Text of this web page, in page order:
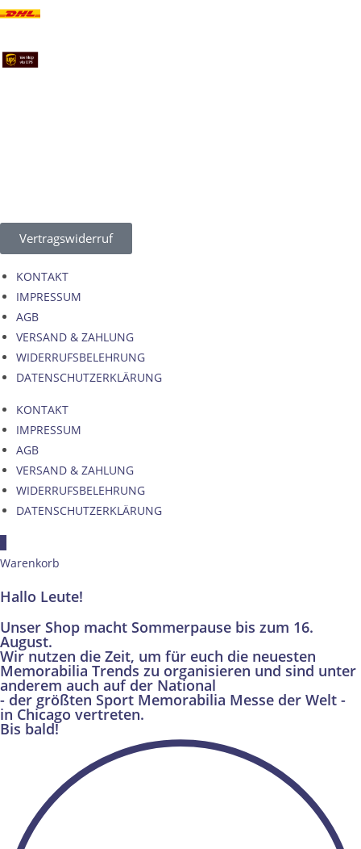
Vertragswiderruf
KONTAKT
IMPRESSUM
AGB
VERSAND & ZAHLUNG
WIDERRUFSBELEHRUNG
DATENSCHUTZERKLÄRUNG
KONTAKT
IMPRESSUM
AGB
VERSAND & ZAHLUNG
WIDERRUFSBELEHRUNG
DATENSCHUTZERKLÄRUNG
Warenkorb
Hallo Leute!
Unser Shop macht Sommerpause bis zum 16.
August.
Wir nutzen die Zeit, um für euch die neuesten
Memorabilia Trends zu organisieren und sind unter
anderem auch auf der National
- der größten Sport Memorabilia Messe der Welt -
in Chicago vertreten.
Bis bald!